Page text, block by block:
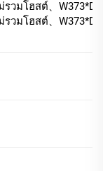
รวมโฮสต์、
รวมโฮสต์、